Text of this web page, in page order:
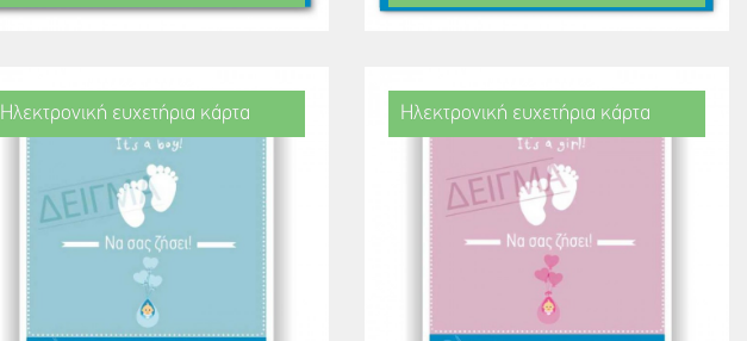
Ηλεκτρονική ευχετήρια κάρτα Ηλεκτρονική ευχετήρια κάρτα